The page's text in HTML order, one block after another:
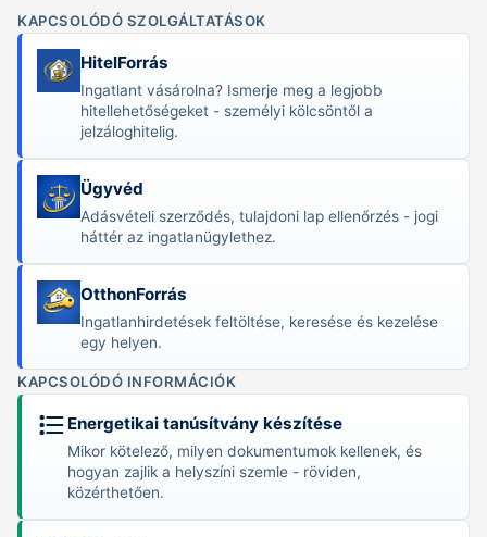
KAPCSOLÓDÓ SZOLGÁLTATÁSOK
HitelForrás
Ingatlant vásárolna? Ismerje meg a legjobb
hitellehetőségeket - személyi kölcsöntől a
jelzáloghitelig.
Ügyvéd
Adásvételi szerződés, tulajdoni lap ellenőrzés - jogi
háttér az ingatlanügylethez.
OtthonForrás
Ingatlanhirdetések feltöltése, keresése és kezelése
egy helyen.
KAPCSOLÓDÓ INFORMÁCIÓK
Energetikai tanúsítvány készítése
Mikor kötelező, milyen dokumentumok kellenek, és
hogyan zajlik a helyszíni szemle - röviden,
közérthetően.